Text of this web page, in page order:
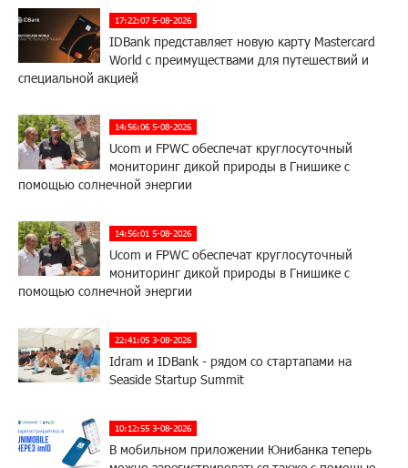
17:22:07 5-08-2026
IDBank представляет новую карту Mastercard
World с преимуществами для путешествий и
специальной акцией
14:56:06 5-08-2026
Ucom и FPWC обеспечат круглосуточный
мониторинг дикой природы в Гнишике с
помощью солнечной энергии
14:56:01 5-08-2026
Ucom и FPWC обеспечат круглосуточный
мониторинг дикой природы в Гнишике с
помощью солнечной энергии
22:41:05 3-08-2026
Idram и IDBank - рядом со стартапами на
Seaside Startup Summit
10:12:55 3-08-2026
В мобильном приложении Юнибанка теперь